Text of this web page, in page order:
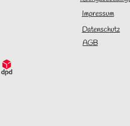
Impressum
Datenschutz
AGB